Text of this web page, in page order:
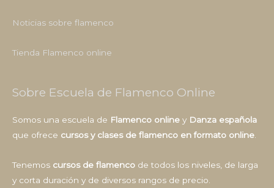
Noticias sobre flamenco
Tienda Flamenco online
Sobre Escuela de Flamenco Online
Somos una escuela de Flamenco online y Danza española
que ofrece cursos y clases de flamenco en formato online.
Tenemos cursos de flamenco de todos los niveles, de larga
y corta duración y de diversos rangos de precio.